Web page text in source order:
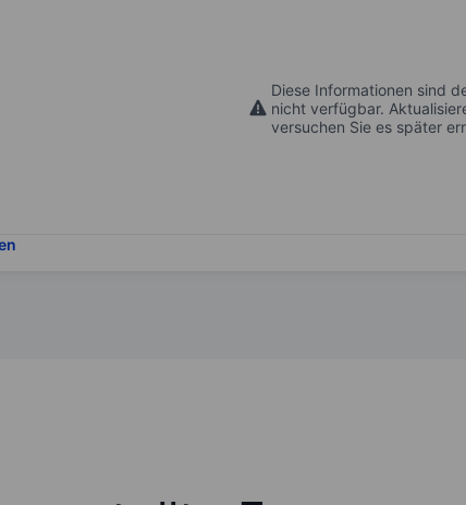
Diese Informationen sind
nicht verfügbar.
versuchen Sie es später